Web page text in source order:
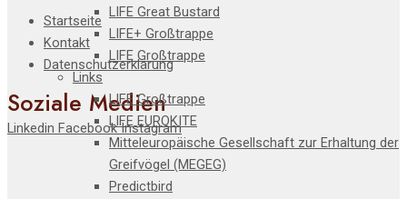
LIFE Great Bustard​
LIFE+ Großtrappe
LIFE Großtrappe
Links
LIFE Großtrappe
LIFE EUROKITE
Mitteleuropäische Gesellschaft zur Erhaltung der
Greifvögel (MEGEG)
Predictbird
Startseite
Kontakt
Datenschutzerklärung
Soziale Medien
Linkedin Facebook Instagram